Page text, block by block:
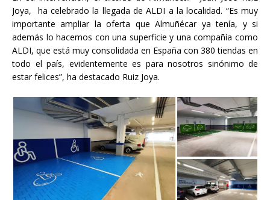
Joya, ha celebrado la llegada de ALDI a la localidad. “Es muy
importante ampliar la oferta que Almuñécar ya tenía, y si
además lo hacemos con una superficie y una compañía como
ALDI, que está muy consolidada en España con 380 tiendas en
todo el país, evidentemente es para nosotros sinónimo de
estar felices”, ha destacado Ruiz Joya.